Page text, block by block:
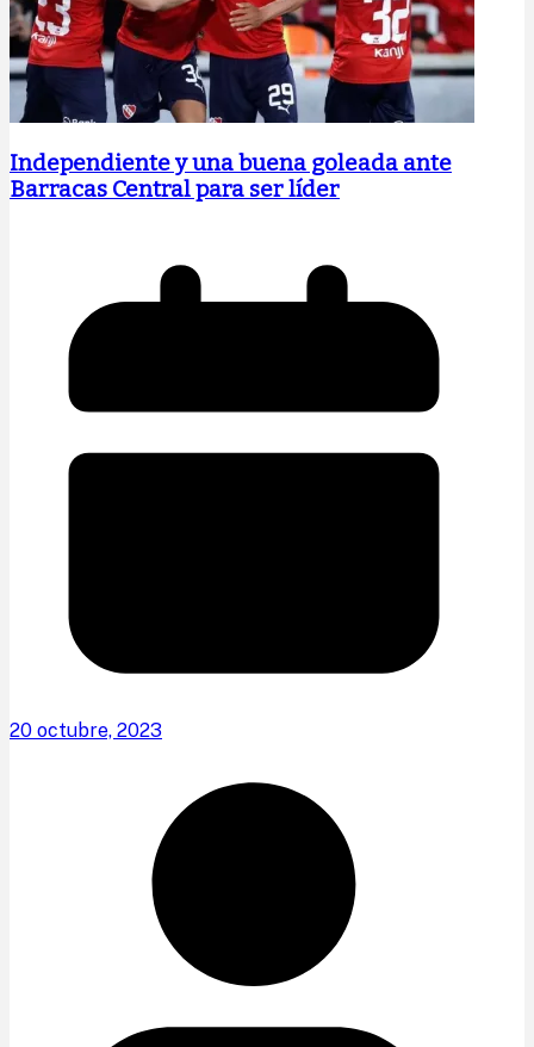
Independiente y una buena goleada ante
Barracas Central para ser líder
20 octubre, 2023